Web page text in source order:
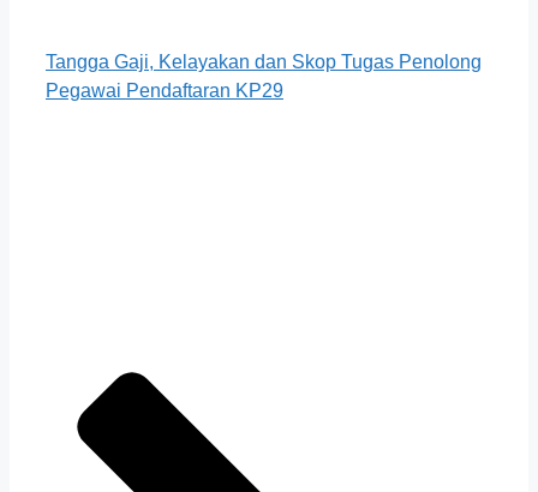
Tangga Gaji, Kelayakan dan Skop Tugas Penolong
Pegawai Pendaftaran KP29